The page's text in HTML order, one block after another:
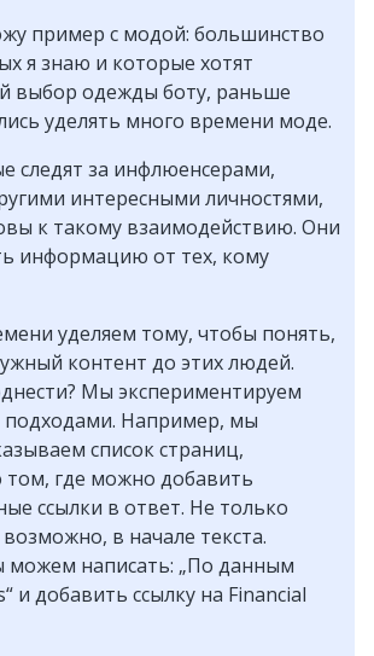
пример с модой: большинство
я знаю и которые хотят
выбор одежды боту, раньше
уделять много времени моде.
следят за инфлюенсерами,
интересными личностями,
к такому взаимодействию. Они
информацию от тех, кому
уделяем тому, чтобы понять,
контент до этих людей.
Мы экспериментируем
подходами. Например, мы
список страниц,
том, где можно добавить
ссылки в ответ. Не только
в начале текста.
написать: „По данным
и добавить ссылку на Financial